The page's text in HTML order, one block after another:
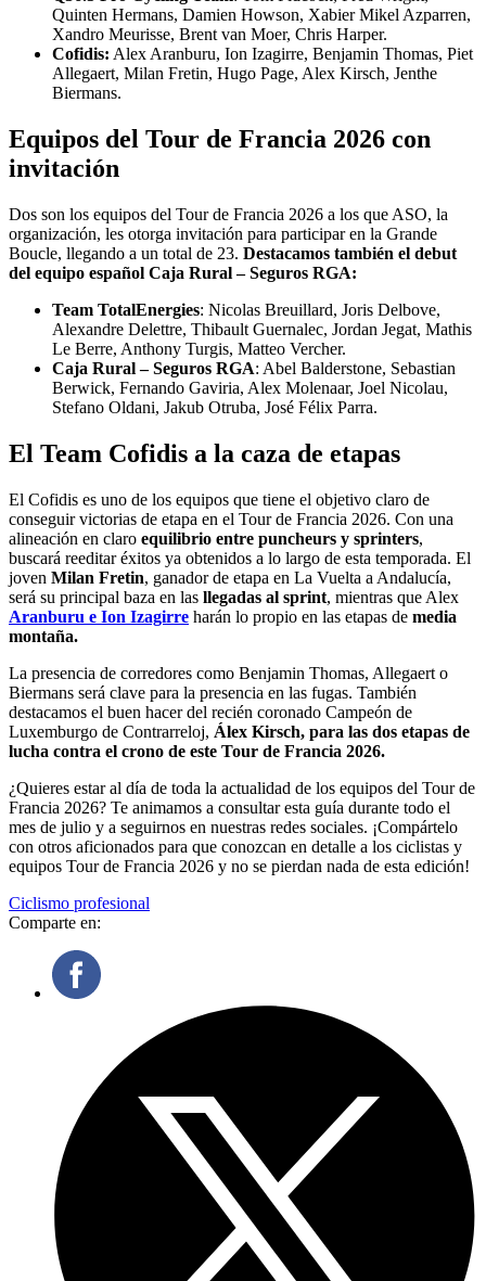
Quinten Hermans, Damien Howson, Xabier Mikel Azparren,
Xandro Meurisse, Brent van Moer, Chris Harper.
Cofidis: Alex Aranburu, Ion Izagirre, Benjamin Thomas, Piet
Allegaert, Milan Fretin, Hugo Page, Alex Kirsch, Jenthe
Biermans.
Equipos del Tour de Francia 2026 con
invitación
Dos son los equipos del Tour de Francia 2026 a los que ASO, la
organización, les otorga invitación para participar en la Grande
Boucle, llegando a un total de 23. Destacamos también el debut
del equipo español Caja Rural – Seguros RGA:
Team TotalEnergies: Nicolas Breuillard, Joris Delbove,
Alexandre Delettre, Thibault Guernalec, Jordan Jegat, Mathis
Le Berre, Anthony Turgis, Matteo Vercher.
Caja Rural – Seguros RGA: Abel Balderstone, Sebastian
Berwick, Fernando Gaviria, Alex Molenaar, Joel Nicolau,
Stefano Oldani, Jakub Otruba, José Félix Parra.
El Team Cofidis a la caza de etapas
El Cofidis es uno de los equipos que tiene el objetivo claro de
conseguir victorias de etapa en el Tour de Francia 2026. Con una
alineación en claro equilibrio entre puncheurs y sprinters,
buscará reeditar éxitos ya obtenidos a lo largo de esta temporada. El
joven Milan Fretin, ganador de etapa en La Vuelta a Andalucía,
será su principal baza en las llegadas al sprint, mientras que Alex
Aranburu e Ion Izagirre harán lo propio en las etapas de media
montaña.
La presencia de corredores como Benjamin Thomas, Allegaert o
Biermans será clave para la presencia en las fugas. También
destacamos el buen hacer del recién coronado Campeón de
Luxemburgo de Contrarreloj, Álex Kirsch, para las dos etapas de
lucha contra el crono de este Tour de Francia 2026.
¿Quieres estar al día de toda la actualidad de los equipos del Tour de
Francia 2026? Te animamos a consultar esta guía durante todo el
mes de julio y a seguirnos en nuestras redes sociales. ¡Compártelo
con otros aficionados para que conozcan en detalle a los ciclistas y
equipos Tour de Francia 2026 y no se pierdan nada de esta edición!
Ciclismo profesional
Comparte en: